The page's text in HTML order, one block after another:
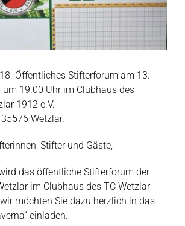
Öffentliches Stifterforum am 13.
um 19.00 Uhr im Clubhaus des
1912 e.V.
Wetzlar.
Stifter und Gäste,
das öffentliche Stifterforum der
im Clubhaus des TC Wetzlar
möchten Sie dazu herzlich in das
einladen.